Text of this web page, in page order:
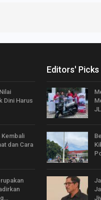
Dini Harus
Kembali
dan Cara
Editors' Picks